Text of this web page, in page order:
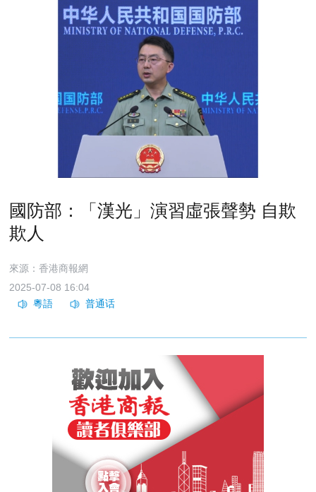
國防部：「漢光」演習虛張聲勢 自欺
欺人
來源：香港商報網
2025-07-08 16:04